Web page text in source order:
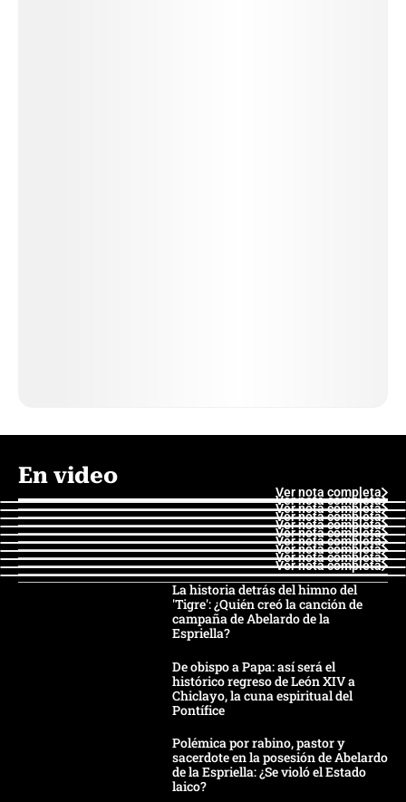
En video
Ver nota completa
Ver nota completa
Ver nota completa
Ver nota completa
Ver nota completa
Ver nota completa
Ver nota completa
Ver nota completa
Ver nota completa
Ver nota completa
La historia detrás del himno del
'Tigre': ¿Quién creó la canción de
campaña de Abelardo de la
Espriella?
De obispo a Papa: así será el
histórico regreso de León XIV a
Chiclayo, la cuna espiritual del
Pontífice
Polémica por rabino, pastor y
sacerdote en la posesión de Abelardo
de la Espriella: ¿Se violó el Estado
laico?